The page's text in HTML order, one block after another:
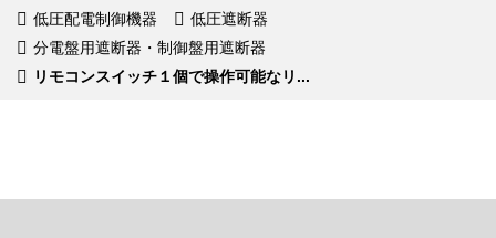
低圧配電制御機器
低圧遮断器
分電盤用遮断器・制御盤用遮断器
リモコンスイッチ１個で操作可能なリ...